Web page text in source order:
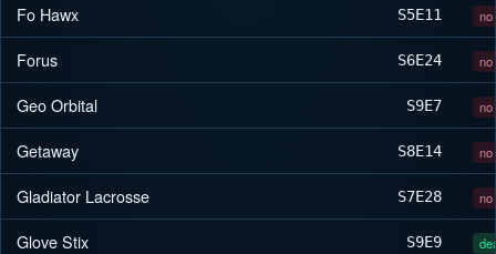
Fo Hawx S5E11 no
Forus S6E24 no
Geo Orbital S9E7 no
Getaway S8E14 no
Gladiator Lacrosse S7E28 no
Glove Stix S9E9